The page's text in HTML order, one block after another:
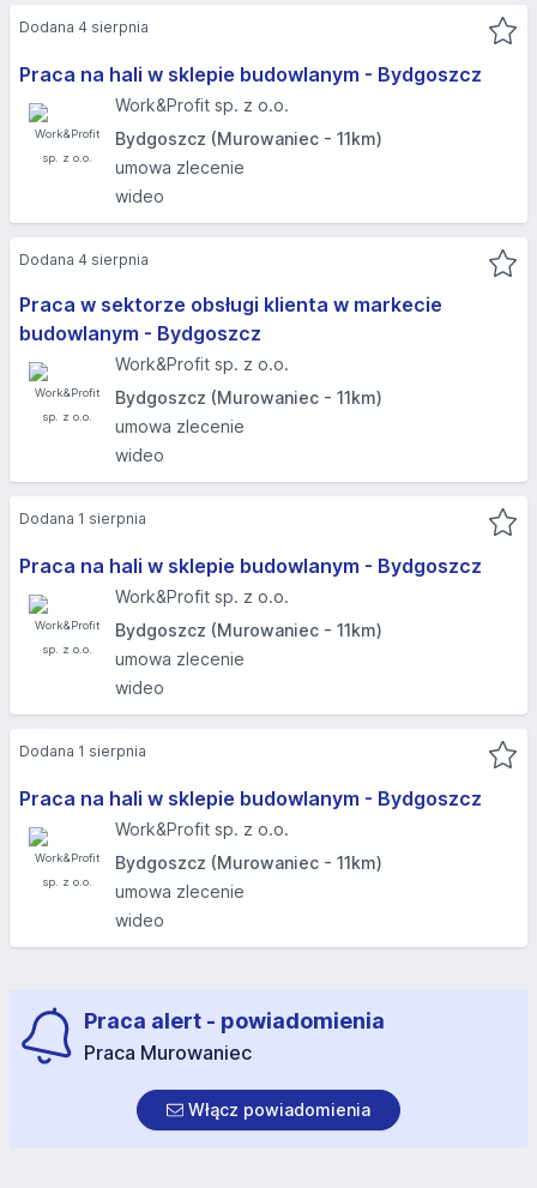
Praca na hali w sklepie budowlanym - Bydgoszcz
Work&Profit sp. z o.o.
Bydgoszcz (Murowaniec - 11km)
umowa zlecenie
wideo
Dodana 4 sierpnia
Praca w sektorze obsługi klienta w markecie
budowlanym - Bydgoszcz
Work&Profit sp. z o.o.
Bydgoszcz (Murowaniec - 11km)
umowa zlecenie
wideo
Dodana 4 sierpnia
Praca na hali w sklepie budowlanym - Bydgoszcz
Work&Profit sp. z o.o.
Bydgoszcz (Murowaniec - 11km)
umowa zlecenie
wideo
Dodana 1 sierpnia
Praca na hali w sklepie budowlanym - Bydgoszcz
Work&Profit sp. z o.o.
Bydgoszcz (Murowaniec - 11km)
umowa zlecenie
wideo
Dodana 1 sierpnia
Praca alert - powiadomienia
Praca Murowaniec
Włącz powiadomienia